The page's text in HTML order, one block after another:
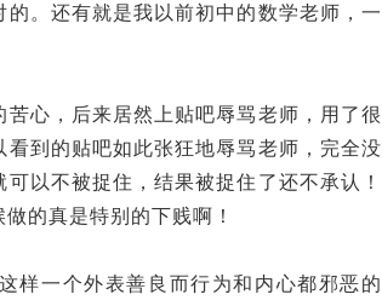
。还有就是我以前初中的数学老师，一
心，后来居然上贴吧辱骂老师，用了很
到的贴吧如此张狂地辱骂老师，完全没
以不被捉住，结果被捉住了还不承认！
的真是特别的下贱啊！
样一个外表善良而行为和内心都邪恶的